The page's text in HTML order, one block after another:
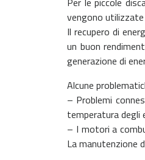
vengono utilizzate
Il recupero di
un buon
generazione di
Alcune
– Problemi
temperatura degli
– I motori a
La manutenzione